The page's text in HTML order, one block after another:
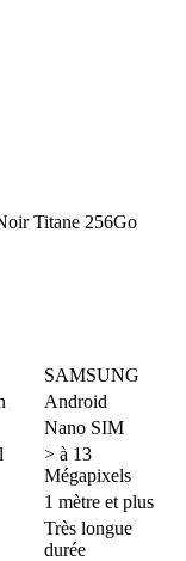
Titane 256Go
SAMSUNG
Android
Nano SIM
> à 13
Mégapixels
1 mètre et plus
Très longue
durée